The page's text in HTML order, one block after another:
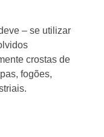
– se utilizar
crostas de
fogões,